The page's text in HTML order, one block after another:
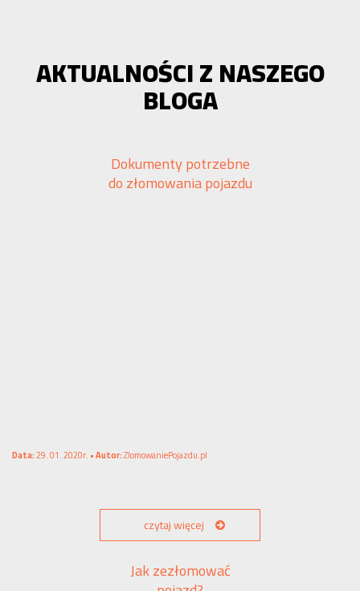
AKTUALNOŚCI Z NASZEGO
BLOGA
Dokumenty potrzebne
do złomowania pojazdu
Data:29. 01. 2020r. •Autor:ZlomowaniePojazdu.pl
czytaj więcej
Jak zezłomować